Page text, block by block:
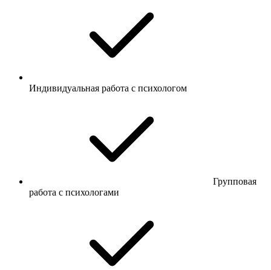
Индивидуальная работа с психологом
Групповая
работа с психологами